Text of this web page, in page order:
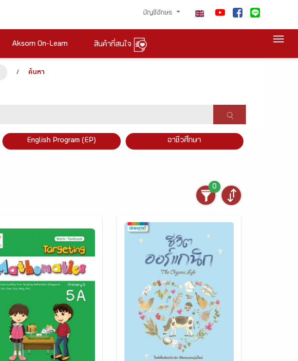
บัญชีอักษร
Aksorn On-Learn สินค้าที่สนใจ
/ ค้นหา
English Program (EP) อาชีวศึกษา
0